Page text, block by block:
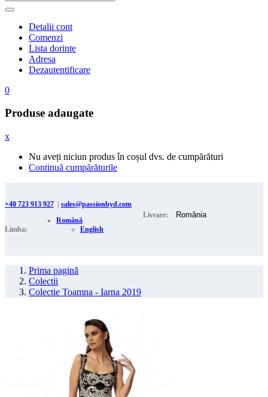
Detalii cont
Comenzi
Lista dorinte
Adresa
Dezautentificare
0
Produse adaugate
x
Nu aveți niciun produs în coșul dvs. de cumpărături
Continuă cumpărăturile
+40 723 913 927 sales@passionbyd.com
Limba:
Română
English
Livrare:
Prima pagină
Colectii
Colectie Toamna - Iarna 2019